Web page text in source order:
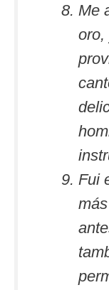
Me
oro,
Fui